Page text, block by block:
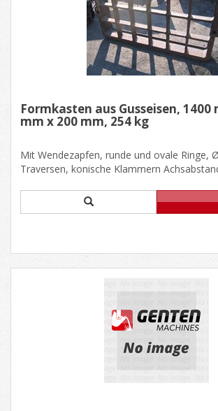
Formkasten aus Gusseisen, 1400
mm x 200 mm, 254 kg
Mit Wendezapfen, runde und ovale Ringe,
Traversen, konische Klammern